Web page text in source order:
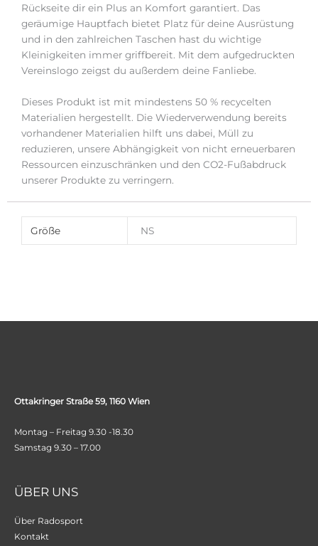
Rückseite dir ein Plus an Komfort garantiert. Das
geräumige Hauptfach bietet Platz für deine Ausrüstung
und in den zahlreichen Taschen hast du wichtige
Kleinigkeiten immer griffbereit. Mit dem aufgedruckten
Vereinslogo zeigst du außerdem deine Fanliebe.
Dieses Produkt ist mit mindestens 50 % recycelten
Materialien hergestellt. Die Wiederverwendung bereits
vorhandener Materialien hilft uns dabei, Müll zu
reduzieren, unsere Abhängigkeit von nicht erneuerbaren
Ressourcen einzuschränken und den CO2-Fußabdruck
unserer Produkte zu verringern.
Größe NS
Ottakringer Straße 59, 1160 Wien
Montag – Freitag 9.30 -18.30
Samstag 9.30 – 17.00
ÜBER UNS
Über Radosport
Kontakt